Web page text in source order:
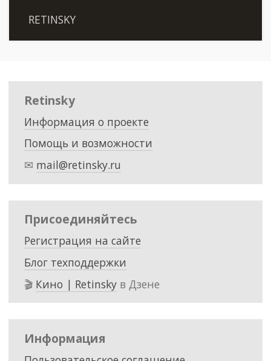
RETINSKY
Retinsky
Информация о проекте
Помощь и возможности
✉ mail@retinsky.ru
Присоединяйтесь
Регистрация на сайте
Блог техподдержки
🎬 Кино | Retinskyв Дзене
Информация